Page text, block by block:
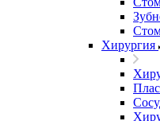
Хирургия